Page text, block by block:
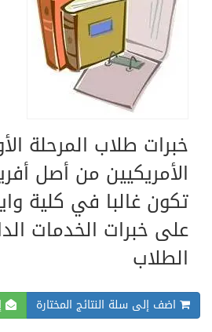
خبرات طلاب المرحلة
الأمريكيين من أصل
تكون غالبا في كلية
على خبرات الخدمات
الطلاب
اضف إلى سلة النتائج المختارة